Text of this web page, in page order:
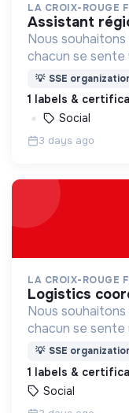
LA CROIX-ROUGE
assistant
Nous
chacun se sente
nous
d’engagement
💡 SSE
1 labels &
Social
3 days ago
LA CROIX-ROUGE
logistics
Nous
chacun se sente
nous
d’engagement
💡 SSE
1 labels &
Social